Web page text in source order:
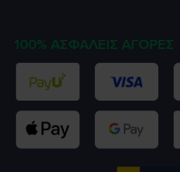
100% ΑΣΦΑΛΕΊΣ ΑΓΟΡΈΣ